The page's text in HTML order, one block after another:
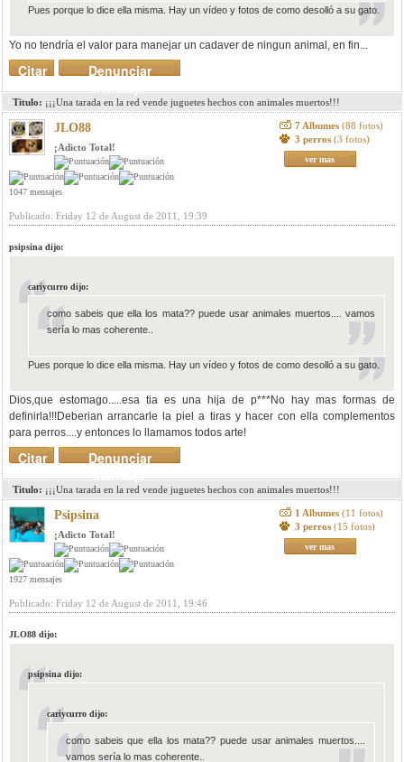
Pues porque lo dice ella misma. Hay un vídeo y fotos de como desolló a su gato.
Yo no tendría el valor para manejar un cadaver de ningun animal, en fin...
Denunciar
mensaje
Citar
Titulo: ¡¡¡Una tarada en la red vende juguetes hechos con animales muertos!!!
JLO88
¡Adicto Total!
1047 mensajes
7 Albumes (88 fotos)
3 perros (3 fotos)
ver mas
Publicado: Friday 12 de August de 2011, 19:39
psipsina dijo:
cariycurro dijo:
como sabeis que ella los mata?? puede usar animales muertos.... vamos
sería lo mas coherente..
Pues porque lo dice ella misma. Hay un vídeo y fotos de como desolló a su gato.
Dios,que estomago.....esa tia es una hija de p***No hay mas formas de
definirla!!!Deberian arrancarle la piel a tiras y hacer con ella complementos
para perros....y entonces lo llamamos todos arte!
Denunciar
mensaje
Citar
Titulo: ¡¡¡Una tarada en la red vende juguetes hechos con animales muertos!!!
Psipsina
¡Adicto Total!
1927 mensajes
1 Albumes (11 fotos)
3 perros (15 fotos)
ver mas
Publicado: Friday 12 de August de 2011, 19:46
JLO88 dijo:
psipsina dijo:
cariycurro dijo:
como sabeis que ella los mata?? puede usar animales muertos....
vamos sería lo mas coherente..